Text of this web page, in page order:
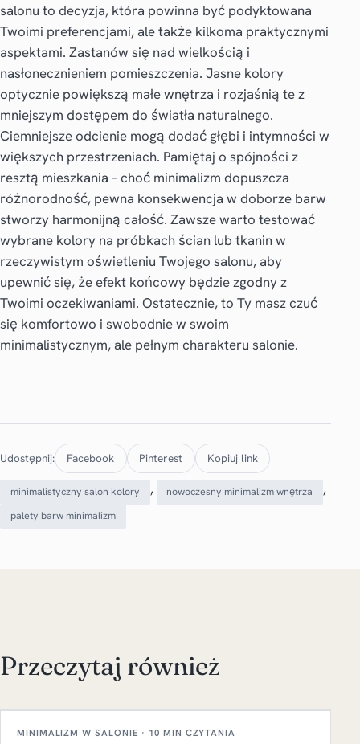
salonu to decyzja, która powinna być podyktowana
Twoimi preferencjami, ale także kilkoma praktycznymi
aspektami. Zastanów się nad wielkością i
nasłonecznieniem pomieszczenia. Jasne kolory
optycznie powiększą małe wnętrza i rozjaśnią te z
mniejszym dostępem do światła naturalnego.
Ciemniejsze odcienie mogą dodać głębi i intymności w
większych przestrzeniach. Pamiętaj o spójności z
resztą mieszkania – choć minimalizm dopuszcza
różnorodność, pewna konsekwencja w doborze barw
stworzy harmonijną całość. Zawsze warto testować
wybrane kolory na próbkach ścian lub tkanin w
rzeczywistym oświetleniu Twojego salonu, aby
upewnić się, że efekt końcowy będzie zgodny z
Twoimi oczekiwaniami. Ostatecznie, to Ty masz czuć
się komfortowo i swobodnie w swoim
minimalistycznym, ale pełnym charakteru salonie.
Udostępnij: Facebook Pinterest Kopiuj link
minimalistyczny salon kolory , nowoczesny minimalizm wnętrza ,
palety barw minimalizm
Przeczytaj również
MINIMALIZM W SALONIE · 10 MIN CZYTANIA